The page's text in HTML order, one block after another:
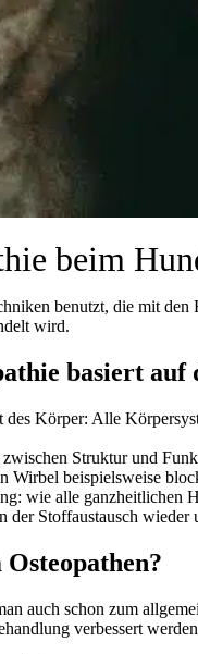
beim
benutzt, die mit den
wird.
basiert auf
Körper: Alle
Struktur und
Wirbel beispielsweise
wie alle ganzheitlichen
der Stoffaustausch
auch schon zum
verbessert